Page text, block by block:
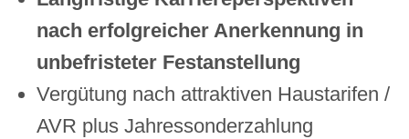
nach erfolgreicher Anerkennung in
unbefristeter Festanstellung
Vergütung nach attraktiven Haustarifen /
AVR plus Jahressonderzahlung